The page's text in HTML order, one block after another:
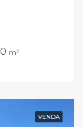
m²
VENDA